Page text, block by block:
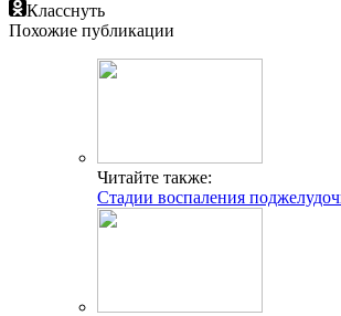
Класснуть
Похожие публикации
Читайте также:
Стадии воспаления